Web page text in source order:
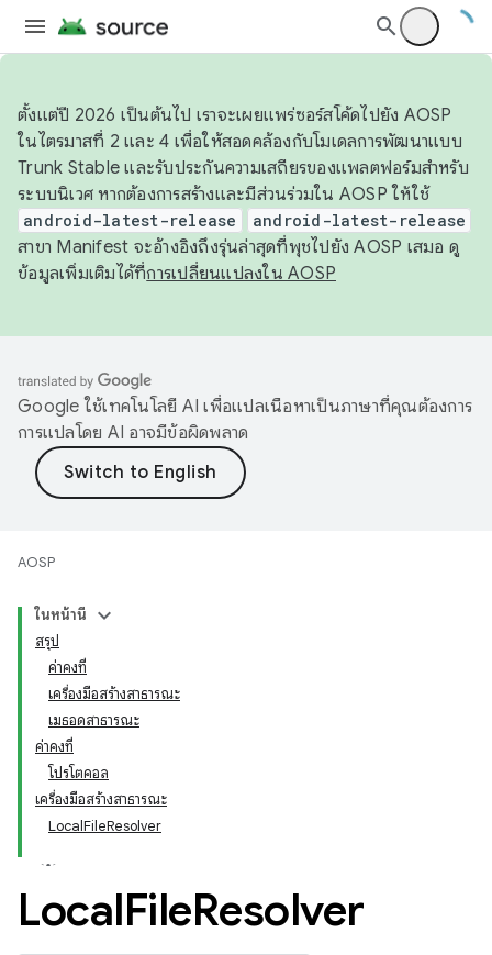
ตั้งแต่ปี 2026 เป็นต้นไป เราจะเผยแพร่ซอร์สโค้ดไปยัง AOSP
ในไตรมาสที่ 2 และ 4 เพื่อให้สอดคล้องกับโมเดลการพัฒนาแบบ
Trunk Stable และรับประกันความเสถียรของแพลตฟอร์มสำหรับ
ระบบนิเวศ หากต้องการสร้างและมีส่วนร่วมใน AOSP ให้ใช้
android-latest-release android-latest-release
สาขา Manifest จะอ้างอิงถึงรุ่นล่าสุดที่พุชไปยัง AOSP เสมอ ดู
ข้อมูลเพิ่มเติมได้ที่การเปลี่ยนแปลงใน AOSP
Google ใช้เทคโนโลยี AI เพื่อแปลเนื้อหาเป็นภาษาที่คุณต้องการ
การแปลโดย AI อาจมีข้อผิดพลาด
AOSP
ในหน้านี้
สรุป
ค่าคงที่
เครื่องมือสร้างสาธารณะ
เมธอดสาธารณะ
ค่าคงที่
โปรโตคอล
เครื่องมือสร้างสาธารณะ
LocalFileResolver
LocalFileResolver